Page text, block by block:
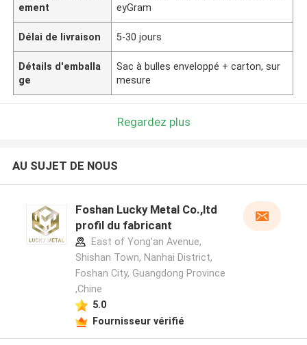
ement
eyGram
Délai de livraison 5-30 jours
Détails d'emballa
ge
Sac à bulles enveloppé + carton, sur
mesure
Regardez plus
AU SUJET DE NOUS
Foshan Lucky Metal Co.,ltd
profil du fabricant
East of Yong'an Avenue,
Shishan Town, Nanhai District,
Foshan City, Guangdong Province
,Chine
5.0
Fournisseur vérifié